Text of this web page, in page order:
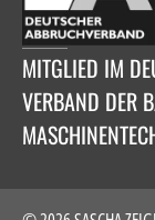
MITGLIED IM
VERBAND DER